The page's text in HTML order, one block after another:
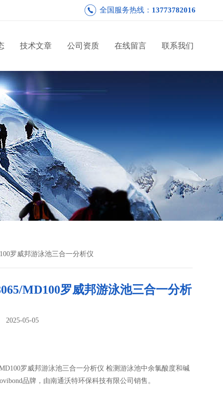
全国服务热线： 13773782016
技术文章 公司资质 在线留言 联系我们
罗威邦游泳池三合一分析仪
MD100罗威邦游泳池三合一分析
2025-05-05
罗威邦游泳池三合一分析仪 检测游泳池中余氯酸度和碱
品牌，由南通沃特环保科技有限公司销售。